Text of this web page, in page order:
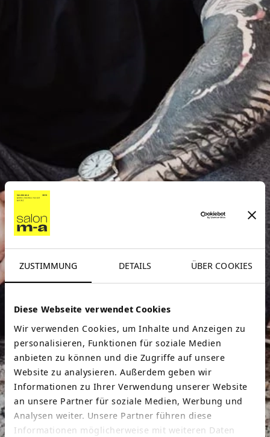
ZUSTIMMUNG DETAILS ÜBER COOKIES
Diese Webseite verwendet Cookies
Wir verwenden Cookies, um Inhalte und Anzeigen zu
personalisieren, Funktionen für soziale Medien
anbieten zu können und die Zugriffe auf unsere
Website zu analysieren. Außerdem geben wir
Informationen zu Ihrer Verwendung unserer Website
an unsere Partner für soziale Medien, Werbung und
Analysen weiter. Unsere Partner führen diese
Informationen möglicherweise mit weiteren Daten